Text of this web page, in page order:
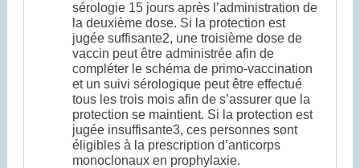
sérologie 15 jours après l’administration de
la deuxième dose. Si la protection est
jugée suffisante2, une troisième dose de
vaccin peut être administrée afin de
compléter le schéma de primo-vaccination
et un suivi sérologique peut être effectué
tous les trois mois afin de s’assurer que la
protection se maintient. Si la protection est
jugée insuffisante3, ces personnes sont
éligibles à la prescription d’anticorps
monoclonaux en prophylaxie.